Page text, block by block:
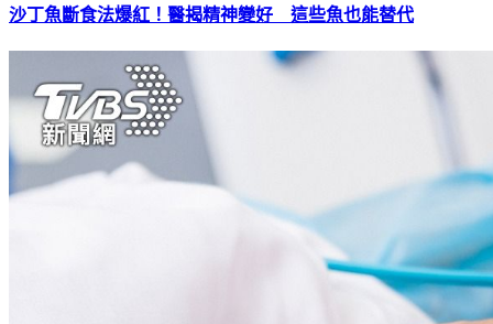
沙丁魚斷食法爆紅！醫揭精神變好 這些魚也能替代